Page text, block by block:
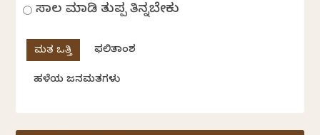
ಸಾಲ ಮಾಡಿ ತುಪ್ಪ ತಿನ್ನಬೇಕು
ಫಲಿತಾಂಶ
ಹಳೆಯ ಜನಮತಗಳು